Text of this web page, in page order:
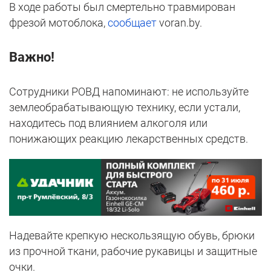
В ходе работы был смертельно травмирован
фрезой мотоблока,сообщаетvoran.by.
Важно!
Сотрудники РОВД напоминают: не используйте
землеобрабатывающую технику, если устали,
находитесь под влиянием алкоголя или
понижающих реакцию лекарственных средств.
Надевайте крепкую нескользящую обувь, брюки
из прочной ткани, рабочие рукавицы и защитные
очки.